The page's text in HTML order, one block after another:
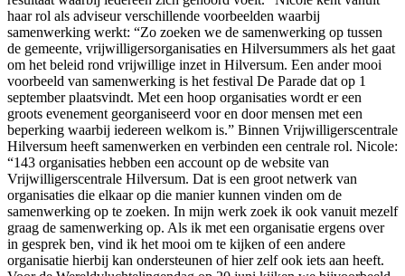
haar rol als adviseur verschillende voorbeelden waarbij
samenwerking werkt: “Zo zoeken we de samenwerking op tussen
de gemeente, vrijwilligersorganisaties en Hilversummers als het gaat
om het beleid rond vrijwillige inzet in Hilversum. Een ander mooi
voorbeeld van samenwerking is het festival De Parade dat op 1
september plaatsvindt. Met een hoop organisaties wordt er een
groots evenement georganiseerd voor en door mensen met een
beperking waarbij iedereen welkom is.” Binnen Vrijwilligerscentrale
Hilversum heeft samenwerken en verbinden een centrale rol. Nicole:
“143 organisaties hebben een account op de website van
Vrijwilligerscentrale Hilversum. Dat is een groot netwerk van
organisaties die elkaar op die manier kunnen vinden om de
samenwerking op te zoeken. In mijn werk zoek ik ook vanuit mezelf
graag de samenwerking op. Als ik met een organisatie ergens over
in gesprek ben, vind ik het mooi om te kijken of een andere
organisatie hierbij kan ondersteunen of hier zelf ook iets aan heeft.